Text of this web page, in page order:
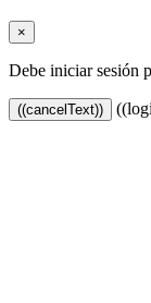
×
Debe iniciar sesión
((cancelText))